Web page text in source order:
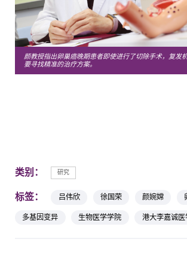
颜教授指出卵巢癌晚期患者即使进行了切除手术，复发
要寻找精准的治疗方案。
类别： 研究
标签： 吕伟欣 徐国荣 颜婉嫦
多基因变异
生物医学学院 港大李嘉诚医